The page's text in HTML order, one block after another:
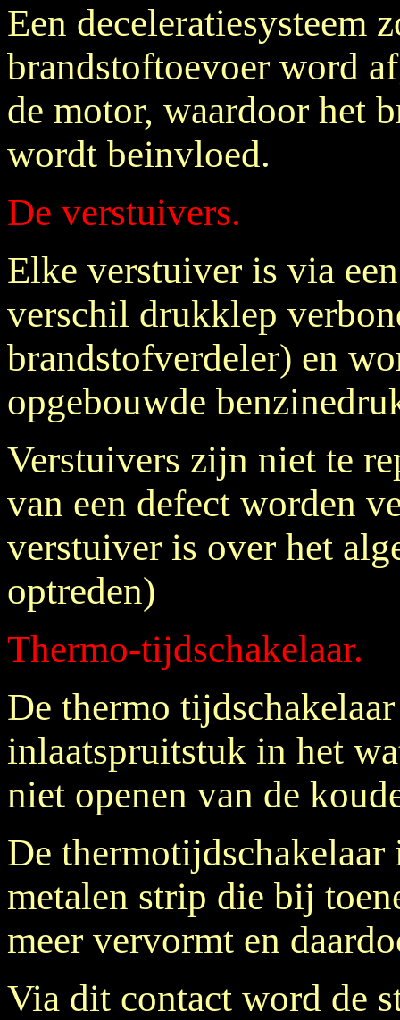
Een deceleratiesysteem
brandstoftoevoer word
de motor, waardoor het
wordt beinvloed.
De verstuivers.
Elke verstuiver is via
verschil drukklep
brandstofverdeler) en
opgebouwde
Verstuivers zijn niet te
van een defect worden
verstuiver is over het
optreden)
Thermo-tijdschakelaar.
De thermo
inlaatspruitstuk in het
niet openen van de
De
metalen strip die bij
meer vervormt en
Via dit contact word de